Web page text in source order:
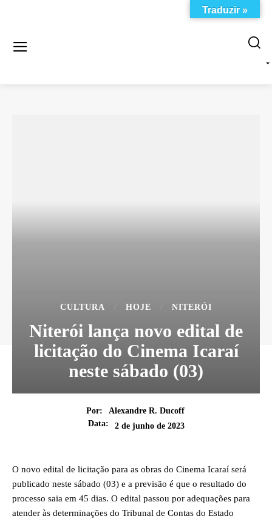
CULTURA HOJE NITERÓI
Niterói lança novo edital de
licitação do Cinema Icaraí
neste sábado (03)
Por:
Alexandre R. Ducoff
Data:
2 de junho de 2023
O novo edital de licitação para as obras do Cinema Icaraí será
publicado neste sábado (03) e a previsão é que o resultado do
processo saia em 45 dias. O edital passou por adequações para
atender às determinações do Tribunal de Contas do Estado
Traduzir »